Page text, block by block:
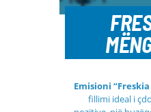
Emisioni
fillimi ideal i